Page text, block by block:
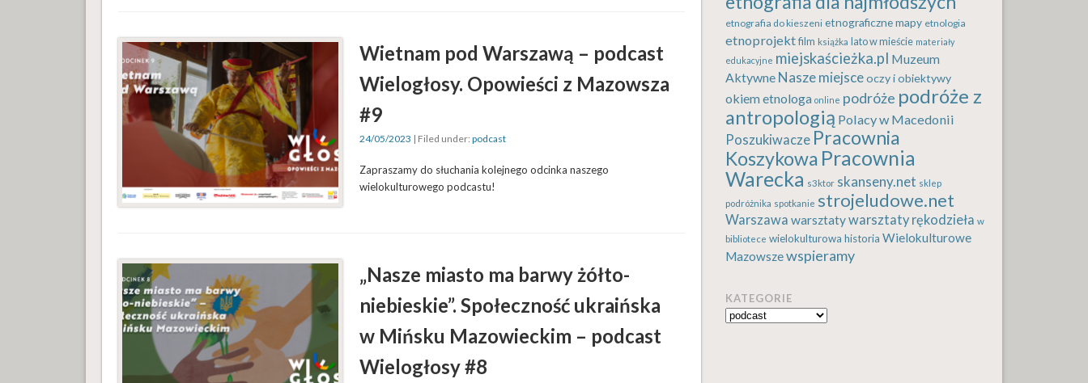
Wietnam pod Warszawą – podcast
Wielogłosy. Opowieści z Mazowsza
#9
24/05/2023 | Filed under: podcast
Zapraszamy do słuchania kolejnego odcinka naszego
wielokulturowego podcastu!
„Nasze miasto ma barwy żółto-
niebieskie”. Społeczność ukraińska
w Mińsku Mazowieckim – podcast
Wielogłosy #8
etnografia do kieszeni etnograficzne mapy etnologia
etnoprojekt film książka lato w mieście materiały
edukacyjne miejskaścieżka.pl Muzeum
Aktywne Nasze miejsceoczy i obiektywy
okiem etnologa online podróże podróże z
antropologią Polacy w Macedonii
Poszukiwacze Pracownia
Koszykowa Pracownia
Warecka s3ktor skanseny.net sklep
podróżnika spotkanie strojeludowe.net
Warszawa warsztatywarsztaty rękodzieła w
bibliotece wielokulturowa historia Wielokulturowe
Mazowszewspieramy
KATEGORIE
Kategorie